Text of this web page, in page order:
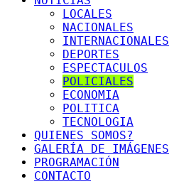
LOCALES
NACIONALES
INTERNACIONALES
DEPORTES
ESPECTACULOS
POLICIALES
ECONOMIA
POLITICA
TECNOLOGIA
QUIENES SOMOS?
GALERÍA DE IMÁGENES
PROGRAMACIÓN
CONTACTO